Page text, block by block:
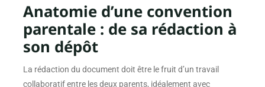
Anatomie d’une convention
parentale : de sa rédaction à
son dépôt
La rédaction du document doit être le fruit d’un travail
collaboratif entre les deux parents, idéalement avec